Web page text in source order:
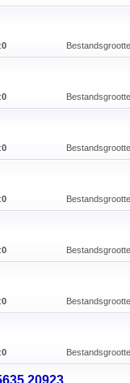
0
0
0
0
0
0
0